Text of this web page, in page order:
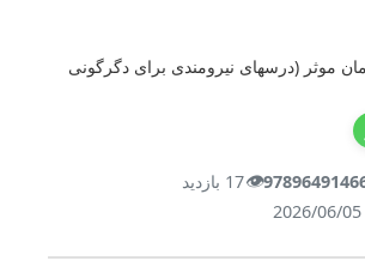
موثر (درسهای نیرومندی برای دگرگونی
👁️17 بازدید